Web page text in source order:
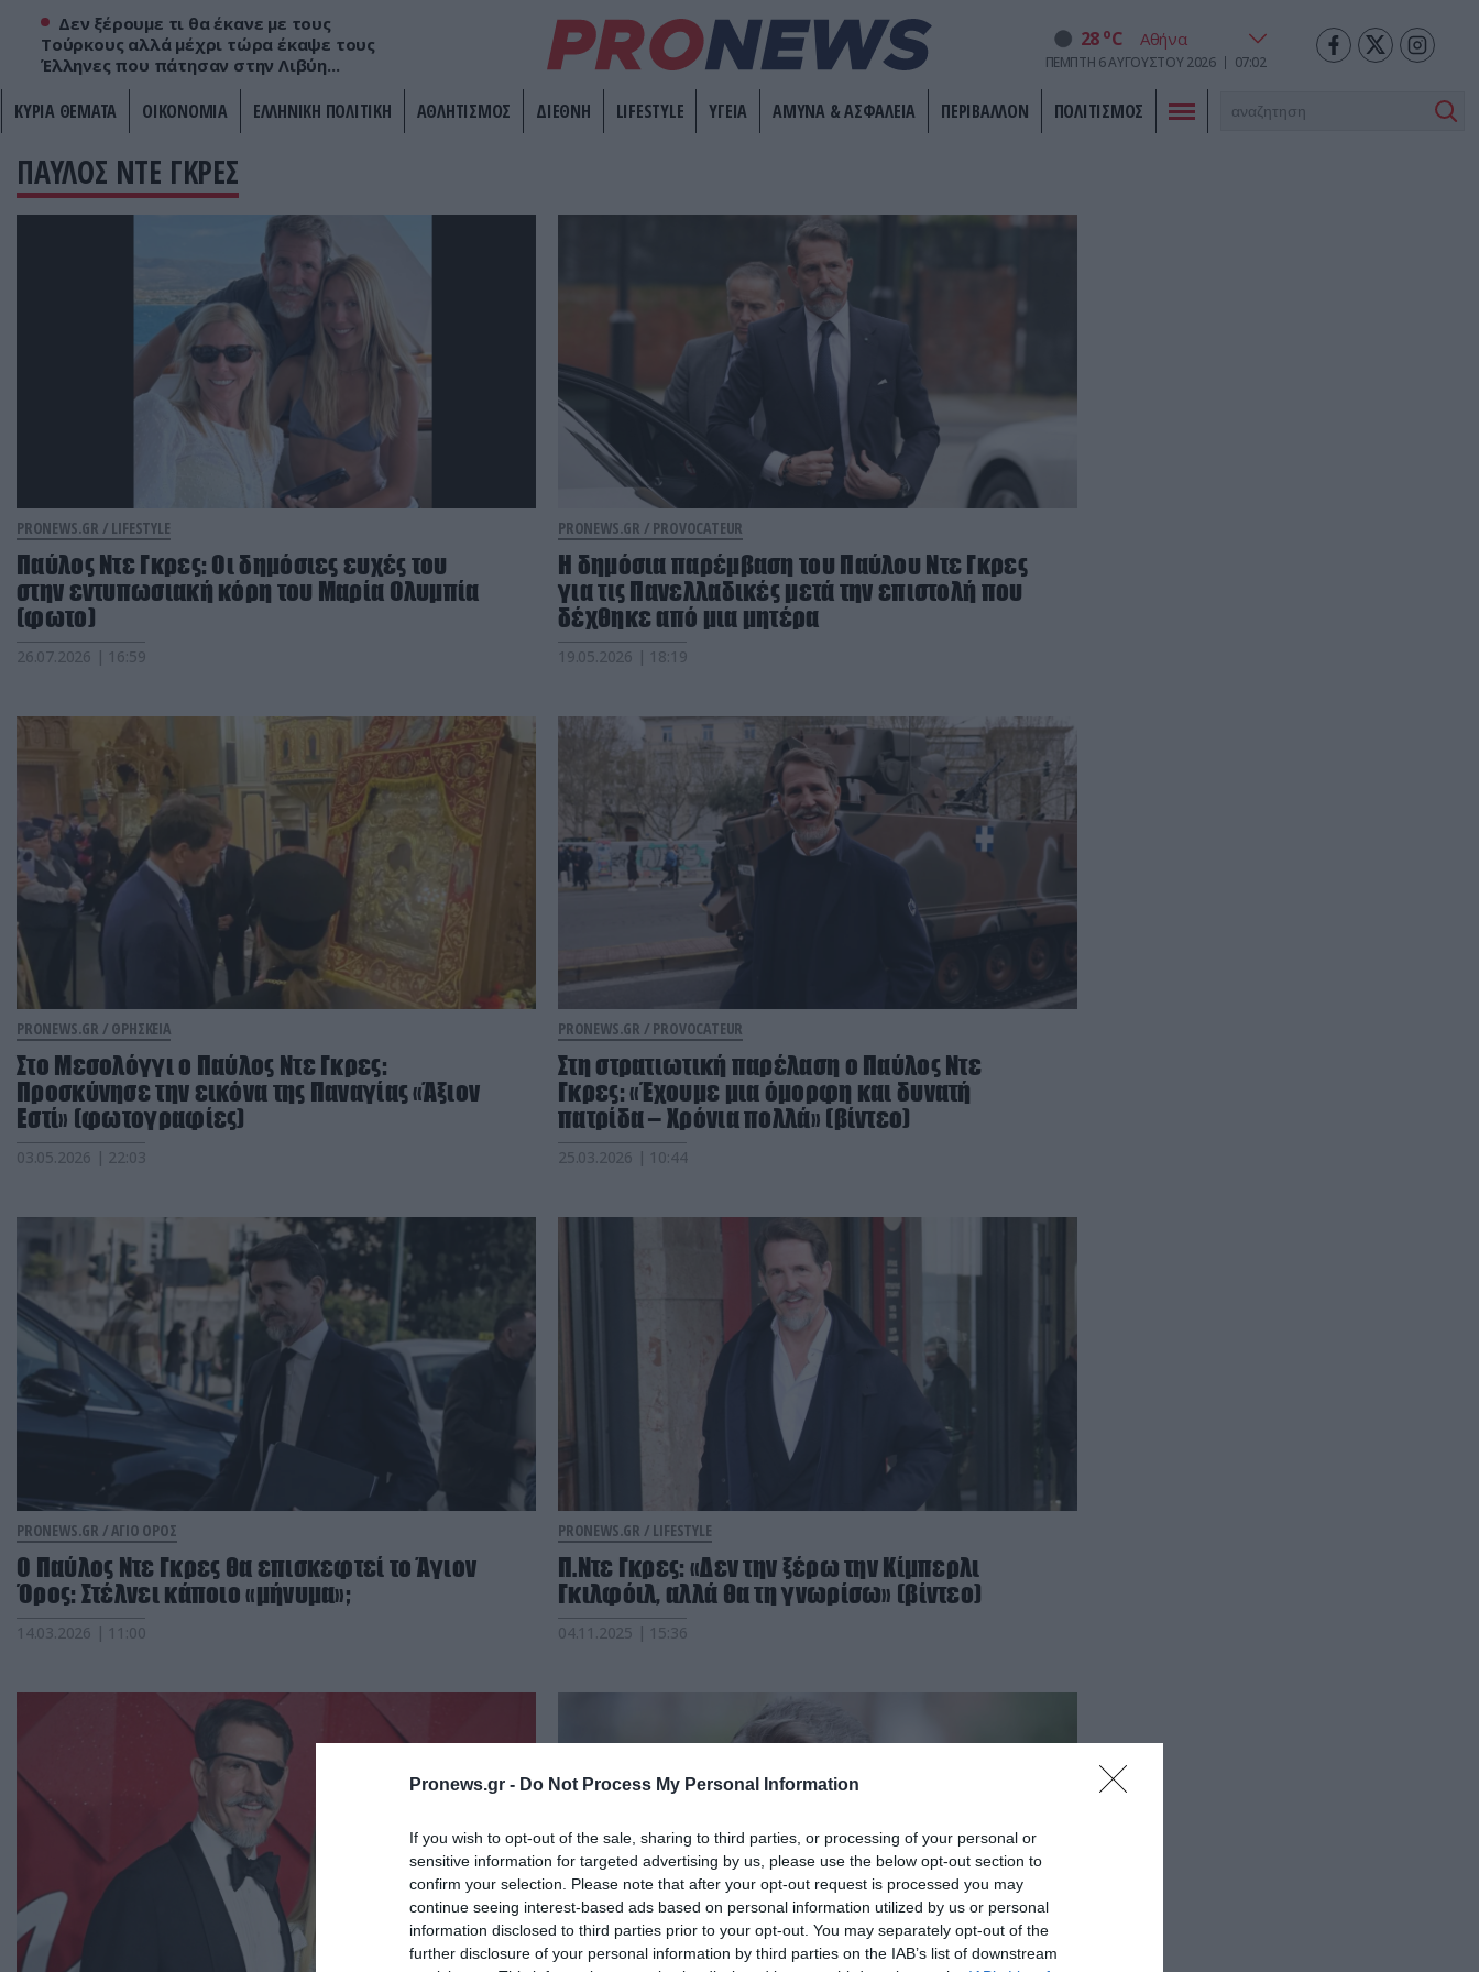
Pronews.gr - Do Not Process My Personal Information
If you wish to opt-out of the sale, sharing to third parties, or processing of your personal or
sensitive information for targeted advertising by us, please use the below opt-out section to
confirm your selection. Please note that after your opt-out request is processed you may
continue seeing interest-based ads based on personal information utilized by us or personal
information disclosed to third parties prior to your opt-out. You may separately opt-out of the
further disclosure of your personal information by third parties on the IAB’s list of downstream
Δεν ξέρουμε τι θα έκανε με τους
Τούρκους αλλά μέχρι τώρα έκαψε τους
Έλληνες που πάτησαν στην Λιβύη...
28 oC
ΠΈΜΠΤΗ 6ΑΥΓΟΎΣΤΟΥ 2026 07:02
ΚΥΡΙΑ ΘΕΜΑΤΑ ΟΙΚΟΝΟΜΙΑ ΕΛΛΗΝΙΚΗ ΠΟΛΙΤΙΚΗ ΑΘΛΗΤΙΣΜΟΣ ΔΙΕΘΝΗ LIFESTYLE ΥΓΕΙΑ ΑΜΥΝΑ & ΑΣΦΑΛΕΙΑ ΠΕΡΙΒΑΛΛΟΝ ΠΟΛΙΤΙΣΜΟΣ
ΠΑΥΛΟΣ ΝΤΕ ΓΚΡΕΣ
PRONEWS.GR / LIFESTYLE
Παύλος Ντε Γκρες: Οι δημόσιες ευχές του
στην εντυπωσιακή κόρη του Μαρία Ολυμπία
(φωτο)
26.07.2026 | 16:59
PRONEWS.GR / PROVOCATEUR
H δημόσια παρέμβαση του Παύλου Ντε Γκρες
για τις Πανελλαδικές μετά την επιστολή που
δέχθηκε από μια μητέρα
19.05.2026 | 18:19
PRONEWS.GR / ΘΡΗΣΚΕΙΑ
Στο Μεσολόγγι ο Παύλος Ντε Γκρες:
Προσκύνησε την εικόνα της Παναγίας «Άξιον
Εστί» (φωτογραφίες)
03.05.2026 | 22:03
PRONEWS.GR / PROVOCATEUR
Στη στρατιωτική παρέλαση ο Παύλος Ντε
Γκρες: «Έχουμε μια όμορφη και δυνατή
πατρίδα – Χρόνια πολλά» (βίντεο)
25.03.2026 | 10:44
PRONEWS.GR /ΑΓΙΟ ΟΡΟΣ
Ο Παύλος Ντε Γκρες θα επισκεφτεί το Άγιον
Όρος: Στέλνει κάποιο «μήνυμα»;
14.03.2026 | 11:00
PRONEWS.GR / LIFESTYLE
Π.Ντε Γκρες: «Δεν την ξέρω την Κίμπερλι
Γκιλφόιλ, αλλά θα τη γνωρίσω» (βίντεο)
04.11.2025 | 15:36